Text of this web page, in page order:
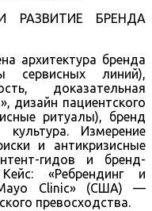
РАЗВИТИЕ БРЕНДА
архитектура бренда
сервисных линий),
доказательная
дизайн пациентского
ритуалы), бренд
Измерение
и антикризисные
гидов и бренд-
«Ребрендинг и
Mayo Clinic» (США) —
превосходства.